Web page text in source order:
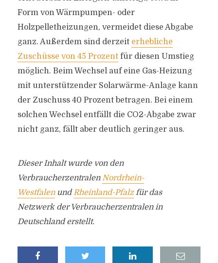
Form von Wärmpumpen- oder
Holzpelletheizungen, vermeidet diese Abgabe
ganz. Außerdem sind derzeit erhebliche
Zuschüsse von 45 Prozentfür diesen Umstieg
möglich. Beim Wechsel auf eine Gas-Heizung
mit unterstützender Solarwärme-Anlage kann
der Zuschuss 40 Prozent betragen. Bei einem
solchen Wechsel entfällt die CO2-Abgabe zwar
nicht ganz, fällt aber deutlich geringer aus.
Dieser Inhalt wurde von den
Verbraucherzentralen Nordrhein-
WestfalenundRheinland-Pfalzfür das
Netzwerk der Verbraucherzentralen in
Deutschland erstellt.